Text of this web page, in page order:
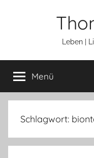
Leben |
Menü
Schlagwort: